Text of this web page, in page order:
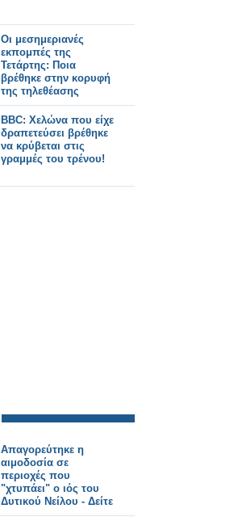
Οι μεσημεριανές
εκπομπές της
Τετάρτης: Ποια
βρέθηκε στην κορυφή
της τηλεθέασης
BBC: Χελώνα που είχε
δραπετεύσει βρέθηκε
να κρύβεται στις
γραμμές του τρένου!
Απαγορεύτηκε η
αιμοδοσία σε
περιοχές που
"χτυπάει" ο ιός του
Δυτικού Νείλου - Δείτε
σε ποιες